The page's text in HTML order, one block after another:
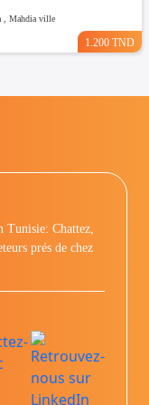
, Mahdia ville
1.200 TND
Tunisie: Chattez,
prés de chez